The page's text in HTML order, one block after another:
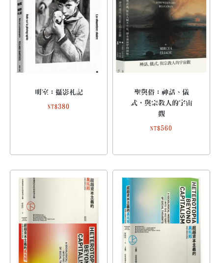
明室：攝影札記
NT$380
聖與俗：神話、儀
式，與宗教人的宇宙
觀
NT$560